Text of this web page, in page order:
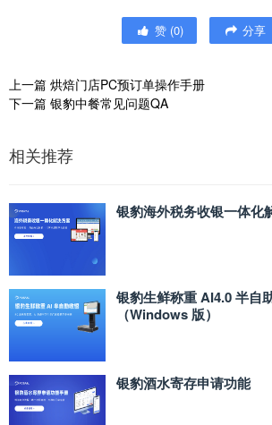
赞 (0) 分享
上一篇 烘焙门店PC预订单操作手册
下一篇 银豹中餐常见问题QA
相关推荐
银豹海外税务收银一体化
银豹生鲜称重 AI4.0 半自
（Windows 版）
银豹酒水寄存申请功能